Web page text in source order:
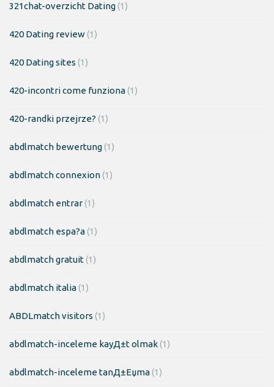
321chat-overzicht Dating(1)
420 Dating review(1)
420 Dating sites (1)
420-incontri come funziona(1)
420-randki przejrze? (1)
abdlmatch bewertung(1)
abdlmatch connexion(1)
abdlmatch entrar(1)
abdlmatch espa?a(1)
abdlmatch gratuit(1)
abdlmatch italia(1)
ABDLmatch visitors (1)
abdlmatch-inceleme kayД±t olmak(1)
abdlmatch-inceleme tanД±Еџma(1)